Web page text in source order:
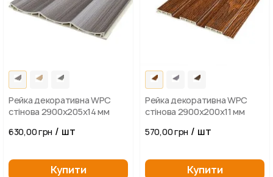
Рейка декоративна WPC
стінова 2900х205х14 мм
630,00 грн / шт
Купити
Рейка декоративна WPC
стінова 2900х200х11 мм
570,00 грн / шт
Купити